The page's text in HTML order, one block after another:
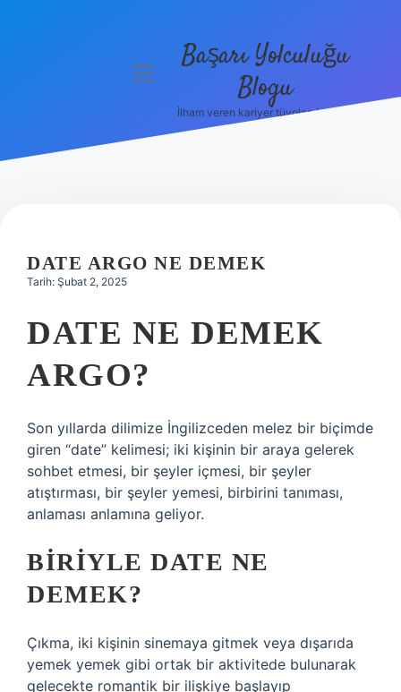
Hakkımızda
menüyüBaşarı Yolculuğu
Blogu
İlham veren kariyer tüyoları burada!
DATE ARGO NE DEMEK
Tarih: Şubat 2, 2025
DATE NE DEMEK
ARGO?
Son yıllarda dilimize İngilizceden melez bir biçimde
giren “date” kelimesi; iki kişinin bir araya gelerek
sohbet etmesi, bir şeyler içmesi, bir şeyler
atıştırması, bir şeyler yemesi, birbirini tanıması,
anlaması anlamına geliyor.
BIRIYLE DATE NE
DEMEK?
Çıkma, iki kişinin sinemaya gitmek veya dışarıda
yemek yemek gibi ortak bir aktivitede bulunarak
gelecekte romantik bir ilişkiye başlayıp